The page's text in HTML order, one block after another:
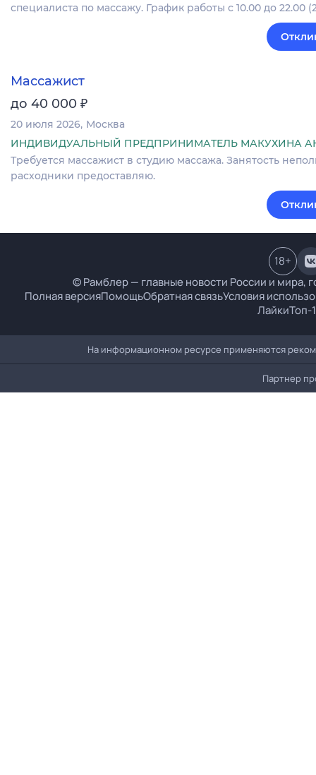
специалиста по массажу. График работы с 10.00 до 22.00
Массажист
до 40 000 ₽
20 июля 2026 Москва
ИНДИВИДУАЛЬНЫЙ ПРЕДПРИНИМАТЕЛЬ МАКУХИНА
Требуется массажист в студию массажа. Занятость
расходники предоставляю.
© Рамблер — главные новости России и мира,
Полная версияПомощьОбратная связьУсловия
ЛайкиТоп-
18+
На информационном ресурсе применяются
Партнер